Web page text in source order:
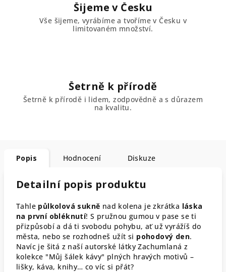
Šijeme v Česku
Vše šijeme, vyrábíme a tvoříme v Česku v
limitovaném množství.
Šetrně k přírodě
Šetrně k přírodě i lidem, zodpovědně a s důrazem
na kvalitu.
Popis Hodnocení Diskuze
Detailní popis produktu
Tahle půlkolová sukně nad kolena je zkrátka láska
na první obléknutí! S pružnou gumou v pase se ti
přizpůsobí a dá ti svobodu pohybu, ať už vyrážíš do
města, nebo se rozhodneš užít si pohodový den.
Navíc je šitá z naší autorské látky Zachumlaná z
kolekce "Můj šálek kávy" plných hravých motivů –
lišky, káva, knihy… co víc si přát?